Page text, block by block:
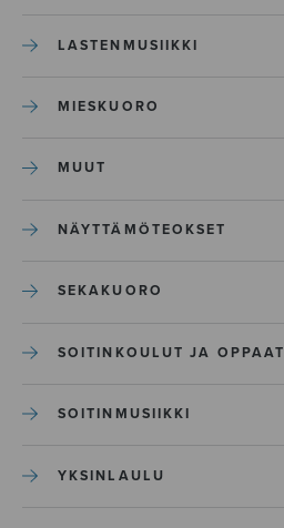
LASTENMUSIIKKI
MIESKUORO
MUUT
NÄYTTÄMÖTEOKSET
SEKAKUORO
SOITINKOULUT JA OPPAAT
SOITINMUSIIKKI
YKSINLAULU